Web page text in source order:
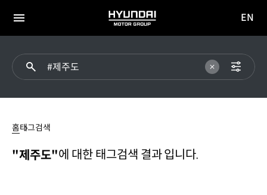
전체
HYUNDAI
MOTOR
이동
EN
홈태그검색
"제주도"에 대한 태그검색 결과 입니다.